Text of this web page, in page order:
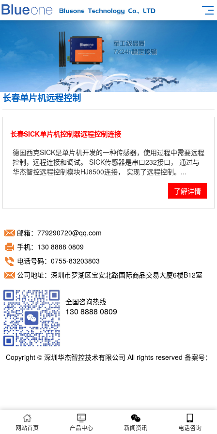
长春单片机远程控制
长春SICK单片机控制器远程控制连接
德国西克SICK是单片机开发的一种传感器，使用过程中需要远程
控制，远程连接和调试。 SICK传感器是串口232接口， 通过与
华杰智控远程控制模块HJ8500连接， 实现了远程控制。...
了解详情
邮箱：779290720@qq.com
手机：130 8888 0809
电话号码：0755-83203803
公司地址：深圳市罗湖区宝安北路国际商品交易大厦6楼B12室
全国咨询热线
130 8888 0809
Copyright © 深圳华杰智控技术有限公司 All rights reserved 备案号：
网站首页 产品中心 新闻资讯 电话咨询